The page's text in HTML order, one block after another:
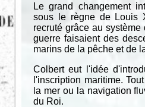
Le grand changement
sous le règne de Louis
recruté grâce au
guerre faisaient des
marins de la pêche et de
Colbert eut l'idée
l'inscription maritime.
la mer ou la navigation
du Roi.